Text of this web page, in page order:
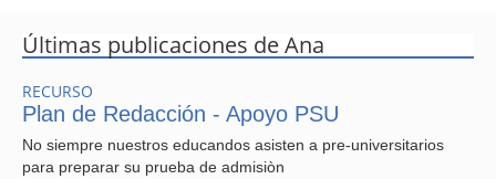
Últimas publicaciones de Ana
RECURSO
Plan de Redacción - Apoyo PSU
No siempre nuestros educandos asisten a pre-universitarios
para preparar su prueba de admisiòn